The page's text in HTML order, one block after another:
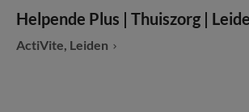
Helpende Plus | Thuiszorg |
ActiVite, Leiden